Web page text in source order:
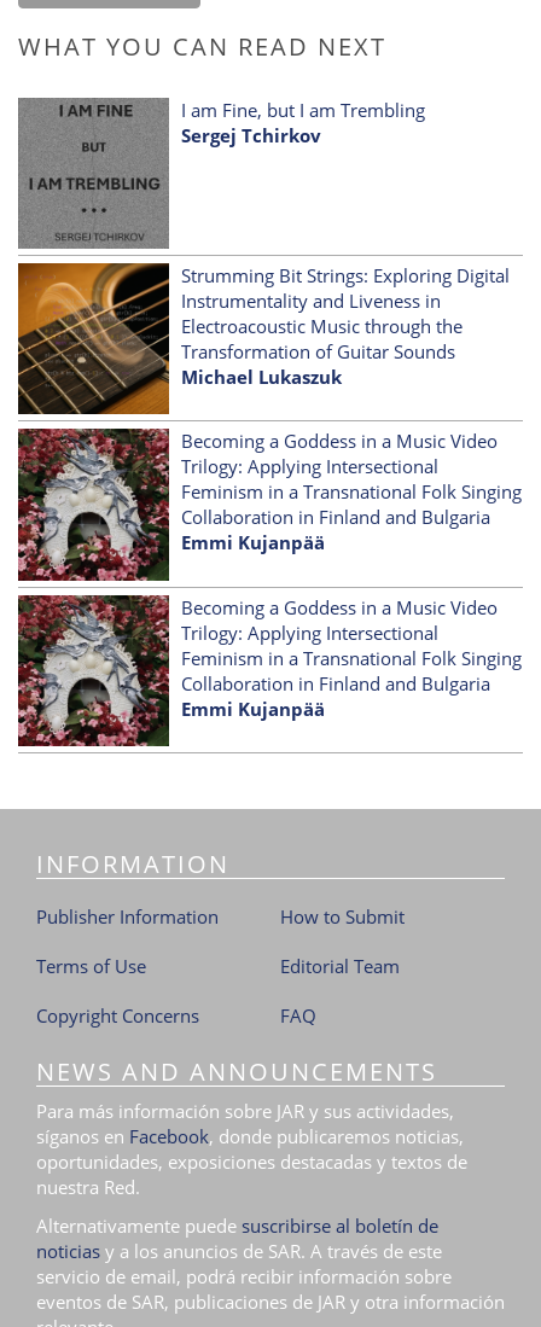
WHAT YOU CAN READ NEXT
I am Fine, but I am Trembling
Sergej Tchirkov
Strumming Bit Strings: Exploring Digital
Instrumentality and Liveness in
Electroacoustic Music through the
Transformation of Guitar Sounds
Michael Lukaszuk
Becoming a Goddess in a Music Video
Trilogy: Applying Intersectional
Feminism in a Transnational Folk Singing
Collaboration in Finland and Bulgaria
Emmi Kujanpää
Becoming a Goddess in a Music Video
Trilogy: Applying Intersectional
Feminism in a Transnational Folk Singing
Collaboration in Finland and Bulgaria
Emmi Kujanpää
INFORMATION
Publisher Information
Terms of Use
Copyright Concerns
How to Submit
Editorial Team
FAQ
NEWS AND ANNOUNCEMENTS
Para más información sobre JAR y sus actividades,
síganos en Facebook, donde publicaremos noticias,
oportunidades, exposiciones destacadas y textos de
nuestra Red.
Alternativamente puede suscribirse al boletín de
noticias y a los anuncios de SAR. A través de este
servicio de email, podrá recibir información sobre
eventos de SAR, publicaciones de JAR y otra información